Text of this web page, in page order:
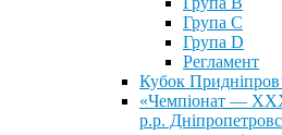
Група С
Група D
Регламент
Кубок
«Чемпіонат —
р.р.